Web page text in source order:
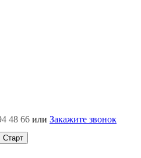
48 66 или Закажите звонок